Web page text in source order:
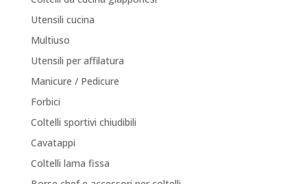
Utensili cucina
Multiuso
Utensili per affilatura
Manicure / Pedicure
Forbici
Coltelli sportivi chiudibili
Cavatappi
Coltelli lama fissa